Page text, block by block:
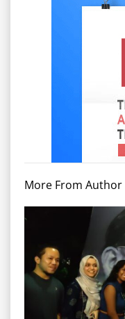
More From Author